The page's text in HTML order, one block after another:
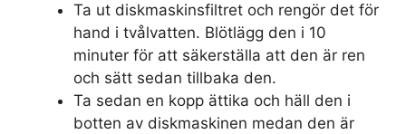
Ta ut diskmaskinsfiltret och rengör det för
hand i tvålvatten. Blötlägg den i 10
minuter för att säkerställa att den är ren
och sätt sedan tillbaka den.
Ta sedan en kopp ättika och häll den i
botten av diskmaskinen medan den är